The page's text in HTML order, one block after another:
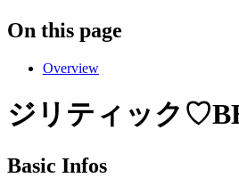
On this page
Overview
ジリティック
Basic Infos